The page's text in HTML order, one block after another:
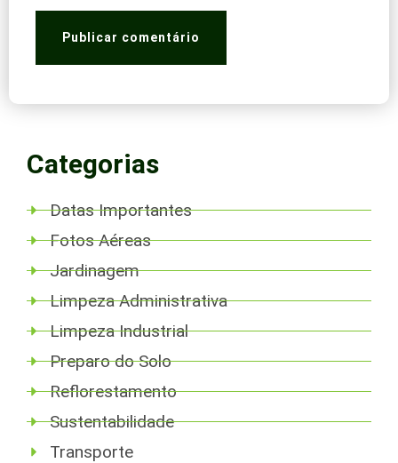
Categorias
Datas Importantes
Fotos Aéreas
Jardinagem
Limpeza Administrativa
Limpeza Industrial
Preparo do Solo
Reflorestamento
Sustentabilidade
Transporte